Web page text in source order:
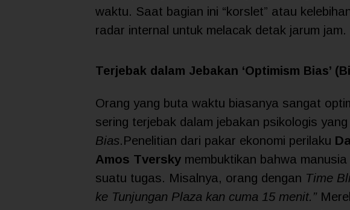
waktu. Saat bagian ini “korslet” atau
radar internal untuk melacak detak jarum jam.
Terjebak dalam Jebakan ‘Optimism Bias’
Orang yang buta waktu biasanya sangat
sering terjebak dalam jebakan psikologis
Bias.Penelitian dari pakar ekonomi perilaku
Amos Tversky membuktikan bahwa
suatu tugas. Misalnya, orang dengan Time
ke Tunjungan Plaza kan cuma 15 menit.”